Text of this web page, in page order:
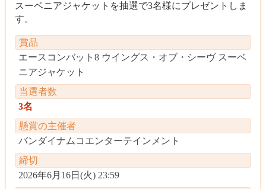
スーベニアジャケットを抽選で3名様にプレゼントしま
す。
賞品
エースコンバット8 ウイングス・オブ・シーヴ スーベ
ニアジャケット
当選者数
3名
懸賞の主催者
バンダイナムコエンターテインメント
締切
2026年6月16日(火) 23:59